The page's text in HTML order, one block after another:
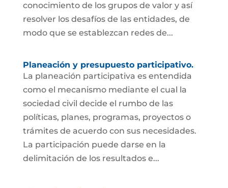
conocimiento de los grupos de valor y así
resolver los desafíos de las entidades, de
modo que se establezcan redes de...
Planeación y presupuesto participativo.
La planeación participativa es entendida
como el mecanismo mediante el cual la
sociedad civil decide el rumbo de las
políticas, planes, programas, proyectos o
trámites de acuerdo con sus necesidades.
La participación puede darse en la
delimitación de los resultados e...